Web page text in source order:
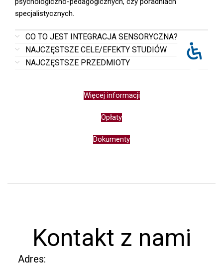
specjalistycznych.
CO TO JEST INTEGRACJA SENSORYCZNA?
NAJCZĘSTSZE CELE/EFEKTY STUDIÓW
NAJCZĘSTSZE PRZEDMIOTY
Więcej informacji
Opłaty
Dokumenty
Kontakt z nami
Adres: